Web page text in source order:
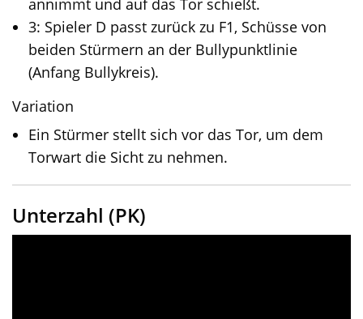
annimmt und auf das Tor schießt.
3: Spieler D passt zurück zu F1, Schüsse von
beiden Stürmern an der Bullypunktlinie
(Anfang Bullykreis).
Variation
Ein Stürmer stellt sich vor das Tor, um dem
Torwart die Sicht zu nehmen.
Unterzahl (PK)